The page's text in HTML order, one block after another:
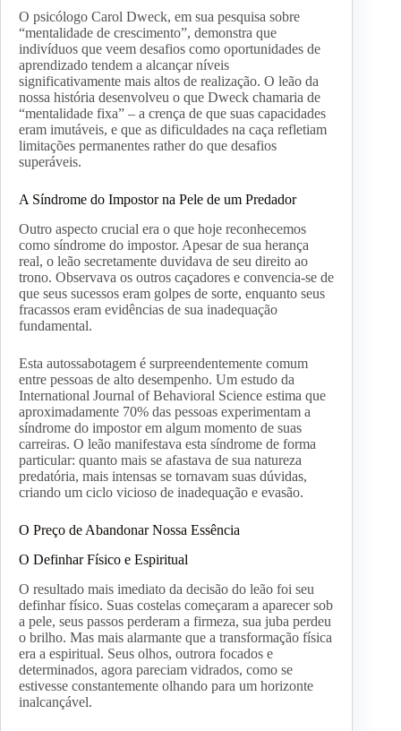
O psicólogo Carol Dweck, em sua pesquisa sobre
“mentalidade de crescimento”, demonstra que
indivíduos que veem desafios como oportunidades de
aprendizado tendem a alcançar níveis
significativamente mais altos de realização. O leão da
nossa história desenvolveu o que Dweck chamaria de
“mentalidade fixa” – a crença de que suas capacidades
eram imutáveis, e que as dificuldades na caça refletiam
limitações permanentes rather do que desafios
superáveis.
A Síndrome do Impostor na Pele de um Predador
Outro aspecto crucial era o que hoje reconhecemos
como síndrome do impostor. Apesar de sua herança
real, o leão secretamente duvidava de seu direito ao
trono. Observava os outros caçadores e convencia-se de
que seus sucessos eram golpes de sorte, enquanto seus
fracassos eram evidências de sua inadequação
fundamental.
Esta autossabotagem é surpreendentemente comum
entre pessoas de alto desempenho. Um estudo da
International Journal of Behavioral Science estima que
aproximadamente 70% das pessoas experimentam a
síndrome do impostor em algum momento de suas
carreiras. O leão manifestava esta síndrome de forma
particular: quanto mais se afastava de sua natureza
predatória, mais intensas se tornavam suas dúvidas,
criando um ciclo vicioso de inadequação e evasão.
O Preço de Abandonar Nossa Essência
O Definhar Físico e Espiritual
O resultado mais imediato da decisão do leão foi seu
definhar físico. Suas costelas começaram a aparecer sob
a pele, seus passos perderam a firmeza, sua juba perdeu
o brilho. Mas mais alarmante que a transformação física
era a espiritual. Seus olhos, outrora focados e
determinados, agora pareciam vidrados, como se
estivesse constantemente olhando para um horizonte
inalcançável.